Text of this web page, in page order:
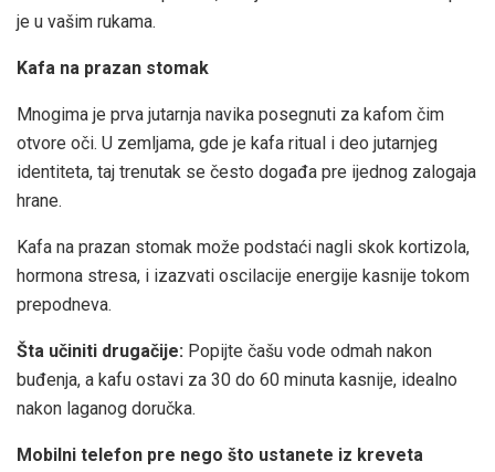
je u vašim rukama.
Kafa na prazan stomak
Mnogima je prva jutarnja navika posegnuti za kafom čim
otvore oči. U zemljama, gde je kafa ritual i deo jutarnjeg
identiteta, taj trenutak se često događa pre ijednog zalogaja
hrane.
Kafa na prazan stomak može podstaći nagli skok kortizola,
hormona stresa, i izazvati oscilacije energije kasnije tokom
prepodneva.
Šta učiniti drugačije: Popijte čašu vode odmah nakon
buđenja, a kafu ostavi za 30 do 60 minuta kasnije, idealno
nakon laganog doručka.
Mobilni telefon pre nego što ustanete iz kreveta